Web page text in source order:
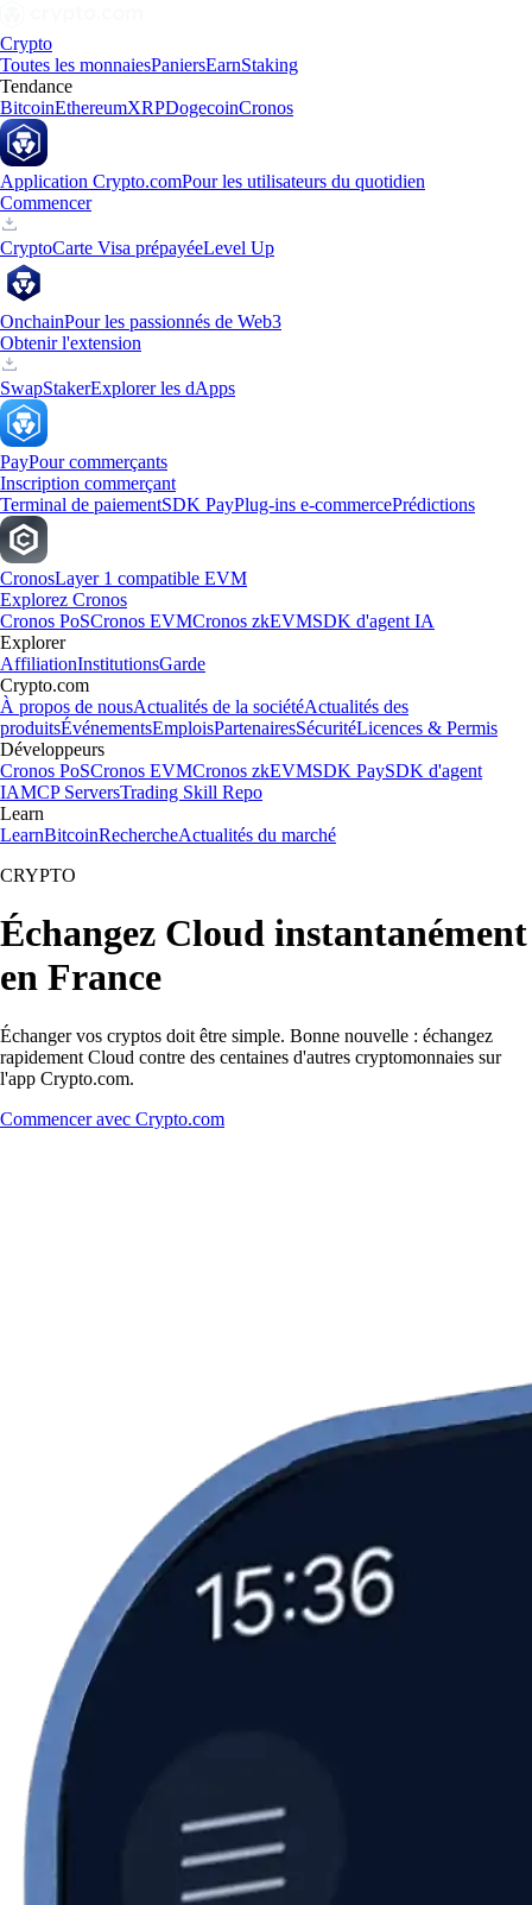
Crypto
Toutes les monnaiesPaniersEarnStaking
Tendance
BitcoinEthereumXRPDogecoinCronos
Application Crypto.comPour les utilisateurs du quotidien
Commencer
CryptoCarte Visa prépayéeLevel Up
OnchainPour les passionnés de Web3
Obtenir l'extension
SwapStakerExplorer les dApps
PayPour commerçants
Inscription commerçant
Terminal de paiementSDK PayPlug-ins e-commercePrédictions
CronosLayer 1 compatible EVM
Explorez Cronos
Cronos PoSCronos EVMCronos zkEVMSDK d'agent IA
Explorer
AffiliationInstitutionsGarde
Crypto.com
À propos de nousActualités de la sociétéActualités des
produitsÉvénementsEmploisPartenairesSécuritéLicences & Permis
Développeurs
Cronos PoSCronos EVMCronos zkEVMSDK PaySDK d'agent
IAMCP ServersTrading Skill Repo
Learn
LearnBitcoinRechercheActualités du marché
CRYPTO
Échangez Cloud instantanément
en France
Échanger vos cryptos doit être simple. Bonne nouvelle : échangez
rapidement Cloud contre des centaines d'autres cryptomonnaies sur
l'app Crypto.com.
Commencer avec Crypto.com